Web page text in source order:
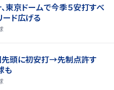
、東京ドームで今季５安打すべ
ード広げる
頭に初安打→先制点許す
も